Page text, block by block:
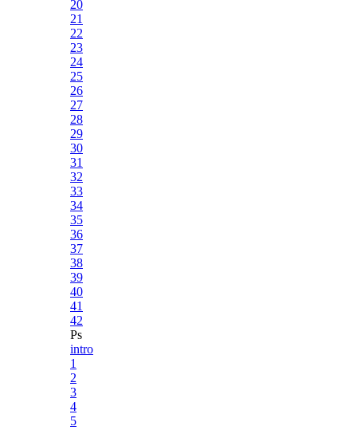
20
21
22
23
24
25
26
27
28
29
30
31
32
33
34
35
36
37
38
39
40
41
42
Ps
intro
1
2
3
4
5